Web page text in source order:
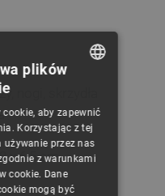
nogi, skrzydła
x 6,5 cm
CZECH
ENGLISH
GERMAN
plików
aby zapewnić
Korzystając z tej
używanie przez nas
z warunkami
cookie. Dane
mogą być